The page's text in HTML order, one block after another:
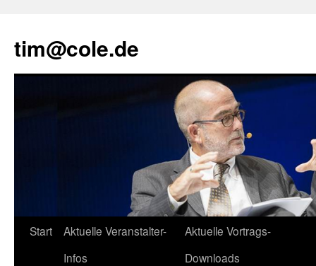
tim@cole.de
Start
Aktuelle Veranstalter-
Infos
Aktuelle Vortrags-
Downloads